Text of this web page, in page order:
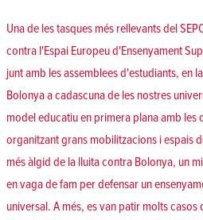
Una de les tasques més rellevants del
contra l'Espai Europeu d'Ensenyament
junt amb les assemblees d'estudiants, en
Bolonya a cadascuna de les nostres
model educatiu en primera plana amb les
organitzant grans mobilitzacions i espais
més àlgid de la lluita contra Bolonya, un
en vaga de fam per defensar un
universal. A més, es van patir molts